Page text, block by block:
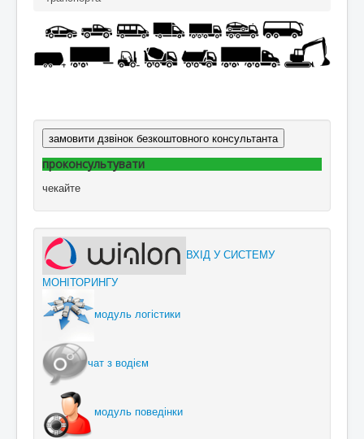
замовити дзвінок безкоштовного консультанта
проконсультувати
чекайте
ВХІД У СИСТЕМУ
МОНІТОРИНГУ
модуль логістики
чат з водієм
модуль поведінки